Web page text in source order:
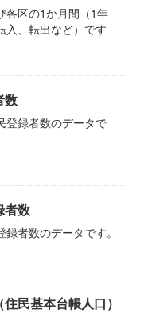
各区の1か月間（1年
入、転出など）です
数
登録者数のデータで
者数
者数のデータです。
民基本台帳人口）